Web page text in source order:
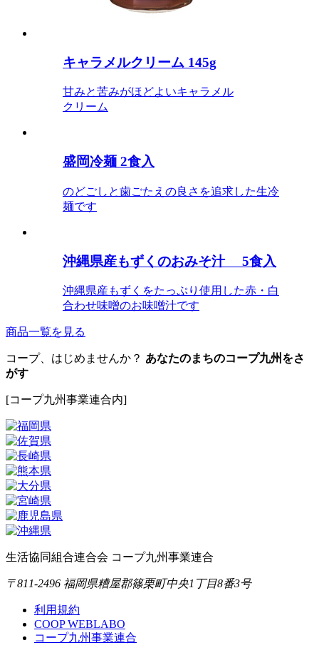
キャラメルクリーム 145g
甘みと苦みがほどよいキャラメル
クリーム
盛岡冷麺 2食入
のどごしと歯ごたえの良さを追求した生冷
麺です
沖縄県産もずくのおみそ汁 5食入
沖縄県産もずくをたっぷり使用した赤・白
合わせ味噌のお味噌汁です
商品一覧を見る
コープ、はじめませんか？ あなたのまちのコープ九州をさ
がす
[コープ九州事業連合内]
生活協同組合連合会 コープ九州事業連合
〒811-2496 福岡県糟屋郡篠栗町中央1丁目8番3号
利用規約
COOP WEBLABO
コープ九州事業連合